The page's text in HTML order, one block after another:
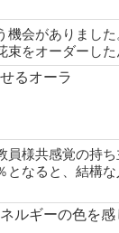
機会がありました
束をオーダーした
るオーラ
員様共感覚の持ち
となると、結構な
ルギーの色を感